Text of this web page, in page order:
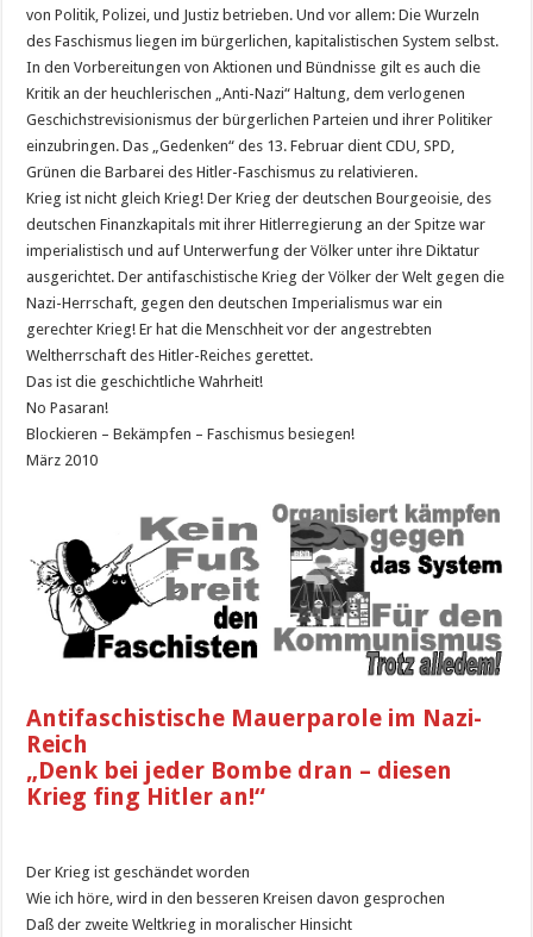
von Politik, Polizei, und Justiz betrieben. Und vor allem: Die Wurzeln
des Faschismus liegen im bürgerlichen, kapitalistischen System selbst.
In den Vorbereitungen von Aktionen und Bündnisse gilt es auch die
Kritik an der heuchlerischen „Anti-Nazi“ Haltung, dem verlogenen
Geschichstrevisionismus der bürgerlichen Parteien und ihrer Politiker
einzubringen. Das „Gedenken“ des 13. Februar dient CDU, SPD,
Grünen die Barbarei des Hitler-Faschismus zu relativieren.
Krieg ist nicht gleich Krieg! Der Krieg der deutschen Bourgeoisie, des
deutschen Finanzkapitals mit ihrer Hitlerregierung an der Spitze war
imperialistisch und auf Unterwerfung der Völker unter ihre Diktatur
ausgerichtet. Der antifaschistische Krieg der Völker der Welt gegen die
Nazi-Herrschaft, gegen den deutschen Imperialismus war ein
gerechter Krieg! Er hat die Menschheit vor der angestrebten
Weltherrschaft des Hitler-Reiches gerettet.
Das ist die geschichtliche Wahrheit!
No Pasaran!
Blockieren – Bekämpfen – Faschismus besiegen!
März 2010
Antifaschistische Mauerparole im Nazi-
Reich
„Denk bei jeder Bombe dran – diesen
Krieg fing Hitler an!“
Der Krieg ist geschändet worden
Wie ich höre, wird in den besseren Kreisen davon gesprochen
Daß der zweite Weltkrieg in moralischer Hinsicht